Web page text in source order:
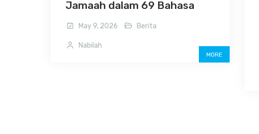
Jamaah dalam 69 Bahasa
May 9, 2026 Berita
Nabilah
MORE